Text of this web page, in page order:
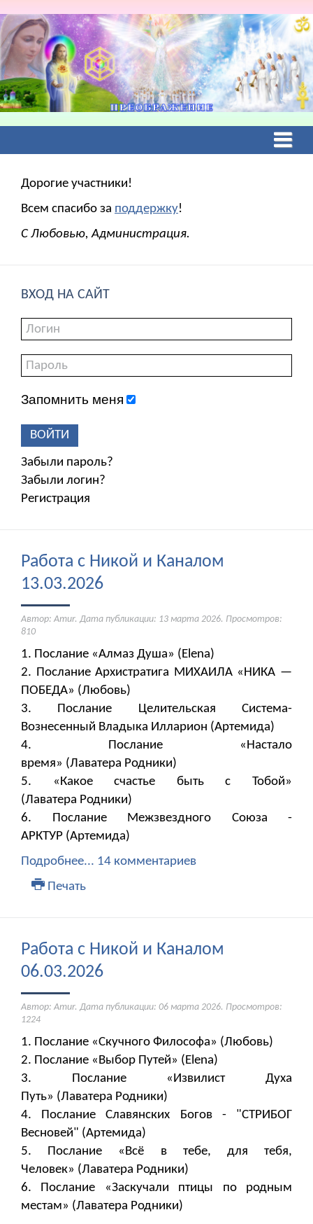
Дорогие участники!
Всем спасибо за поддержку!
С Любовью, Администрация.
ВХОД НА САЙТ
Запомнить меня
ВОЙТИ
Забыли пароль?
Забыли логин?
Регистрация
Работа с Никой и Каналом
13.03.2026
Автор: Amur. Дата публикации: 13 марта 2026. Просмотров:
810
1. Послание «Алмаз Душа» (Elena)
2. Послание Архистратига МИХАИЛА «НИКА —
ПОБЕДА» (Любовь)
3. Послание Целительская Система-
Вознесенный Владыка Илларион (Артемида)
4. Послание «Настало
время» (Лаватера Родники)
5. «Какое счастье быть с Тобой»
(Лаватера Родники)
6. Послание Межзвездного Союза -
АРКТУР (Артемида)
Подробнее... 14 комментариев
Печать
Работа с Никой и Каналом
06.03.2026
Автор: Amur. Дата публикации: 06 марта 2026. Просмотров:
1224
1. Послание «Скучного Философа» (Любовь)
2. Послание «Выбор Путей» (Elena)
3. Послание «Извилист Духа
Путь» (Лаватера Родники)
4. Послание Славянских Богов - "СТРИБОГ
Весновей" (Артемида)
5. Послание «Всё в тебе, для тебя,
Человек» (Лаватера Родники)
6. Послание «Заскучали птицы по родным
местам» (Лаватера Родники)